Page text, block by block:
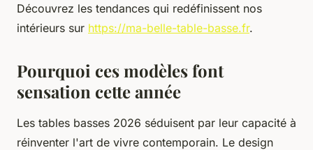
Découvrez les tendances qui redéfinissent nos
intérieurs sur https://ma-belle-table-basse.fr.
Pourquoi ces modèles font
sensation cette année
Les tables basses 2026 séduisent par leur capacité à
réinventer l'art de vivre contemporain. Le design